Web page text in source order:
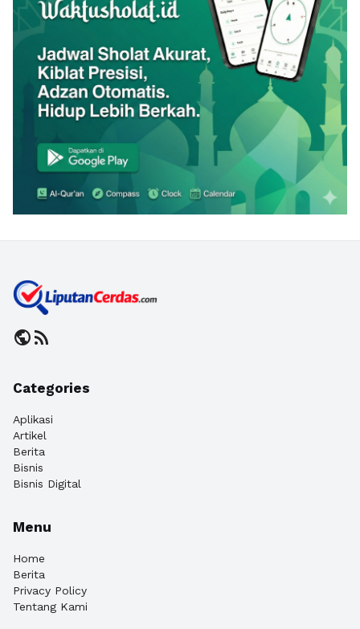
publicrss_feed
Categories
Aplikasi
Artikel
Berita
Bisnis
Bisnis Digital
Menu
Home
Berita
Privacy Policy
Tentang Kami